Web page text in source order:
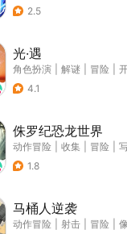
2.5
光·遇
角色扮演 解谜 冒险
4.1
侏罗纪恐龙世界
动作冒险 收集 冒险
1.8
马桶人逆袭
动作冒险 射击 冒险